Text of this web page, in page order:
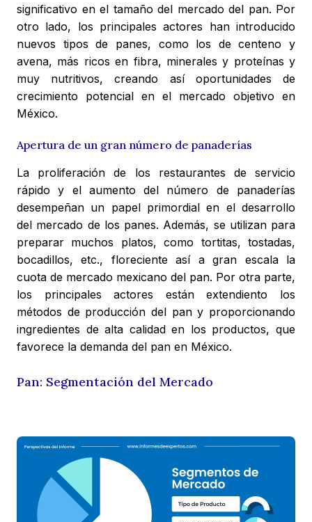
significativo en el tamaño del mercado del pan. Por
otro lado, los principales actores han introducido
nuevos tipos de panes, como los de centeno y
avena, más ricos en fibra, minerales y proteínas y
muy nutritivos, creando así oportunidades de
crecimiento potencial en el mercado objetivo en
México.
Apertura de un gran número de panaderías
La proliferación de los restaurantes de servicio
rápido y el aumento del número de panaderías
desempeñan un papel primordial en el desarrollo
del mercado de los panes. Además, se utilizan para
preparar muchos platos, como tortitas, tostadas,
bocadillos, etc., floreciente así a gran escala la
cuota de mercado mexicano del pan. Por otra parte,
los principales actores están extendiento los
métodos de producción del pan y proporcionando
ingredientes de alta calidad en los productos, que
favorece la demanda del pan en México.
Pan: Segmentación del Mercado